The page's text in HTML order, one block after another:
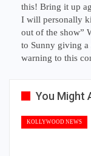
this! Bring it up
I will personally
out of the show”
to Sunny giving a
warning to this
You Might
KOLLYWOOD NEWS